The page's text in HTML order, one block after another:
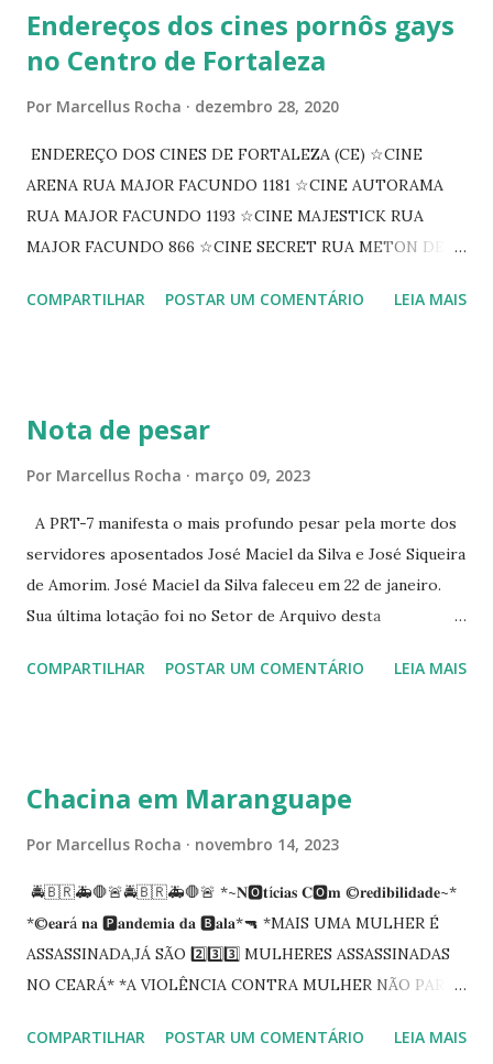
Endereços dos cines pornôs gays
no Centro de Fortaleza
Por Marcellus Rocha dezembro 28, 2020
ENDEREÇO DOS CINES DE FORTALEZA (CE) ☆CINE
ARENA RUA MAJOR FACUNDO 1181 ☆CINE AUTORAMA
RUA MAJOR FACUNDO 1193 ☆CINE MAJESTICK RUA
MAJOR FACUNDO 866 ☆CINE SECRET RUA METON DE
PEIXOTO 1307 ☆CINE IRIS RUA FLORIANO PEIXOTO 1206
☆CINE VIP CLUBE RUA 24 DE MAIO 825 ☆CINE ECLIPSE
COMPARTILHAR POSTAR UM COMENTÁRIO LEIA MAIS
Nota de pesar
Por Marcellus Rocha março 09, 2023
A PRT-7 manifesta o mais profundo pesar pela morte dos
servidores aposentados José Maciel da Silva e José Siqueira
de Amorim. José Maciel da Silva faleceu em 22 de janeiro.
Sua última lotação foi no Setor de Arquivo desta
Siqueira Amorim faleceu em 28 de fevereiro e encerrou a
enquanto atuaram nesta instituição.
COMPARTILHAR POSTAR UM COMENTÁRIO LEIA MAIS
Chacina em Maranguape
Por Marcellus Rocha novembro 14, 2023
🚔🇧🇷🚑🛑🚨🚔🇧🇷🚑🛑🚨 *~𝐍🅾️𝐭í𝐜𝐢𝐚𝐬 𝐂🅾️𝐦 ©️𝐫𝐞𝐝𝐢𝐛𝐢𝐥𝐢𝐝𝐚𝐝𝐞~*
*©️𝐞𝐚𝐫á 𝐧𝐚 🅿️𝐚𝐧𝐝𝐞𝐦𝐢𝐚 𝐝𝐚 🅱️𝐚𝐥𝐚*🔫 *MAIS UMA MULHER É
ASSASSINADA,JÁ SÃO 2️⃣3️⃣3️⃣ MULHERES ASSASSINADAS
NO CEARÁ* *A VIOLÊNCIA CONTRA MULHER NÃO PARA
informações quarto pessoas foram executadas no Distrito
COMPARTILHAR POSTAR UM COMENTÁRIO LEIA MAIS